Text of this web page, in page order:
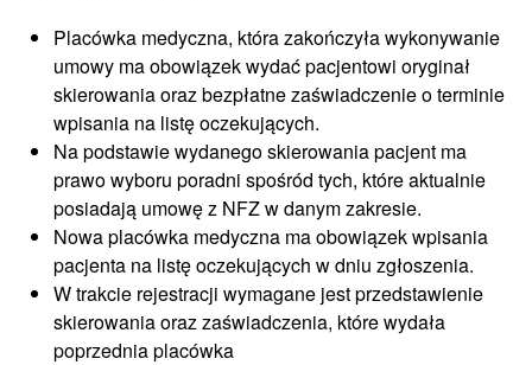
Placówka medyczna, która zakończyła wykonywanie
umowy ma obowiązek wydać pacjentowi oryginał
skierowania oraz bezpłatne zaświadczenie o terminie
wpisania na listę oczekujących.
Na podstawie wydanego skierowania pacjent ma
prawo wyboru poradni spośród tych, które aktualnie
posiadają umowę z NFZ w danym zakresie.
Nowa placówka medyczna ma obowiązek wpisania
pacjenta na listę oczekujących w dniu zgłoszenia.
W trakcie rejestracji wymagane jest przedstawienie
skierowania oraz zaświadczenia, które wydała
poprzednia placówka